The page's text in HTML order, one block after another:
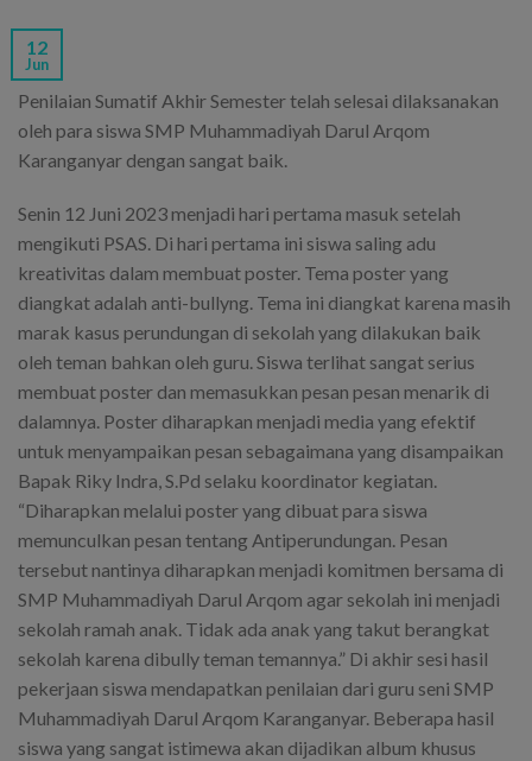
12
Jun
Penilaian Sumatif Akhir Semester telah selesai dilaksanakan
oleh para siswa SMP Muhammadiyah Darul Arqom
Karanganyar dengan sangat baik.
Senin 12 Juni 2023 menjadi hari pertama masuk setelah
mengikuti PSAS. Di hari pertama ini siswa saling adu
kreativitas dalam membuat poster. Tema poster yang
diangkat adalah anti-bullyng. Tema ini diangkat karena masih
marak kasus perundungan di sekolah yang dilakukan baik
oleh teman bahkan oleh guru. Siswa terlihat sangat serius
membuat poster dan memasukkan pesan pesan menarik di
dalamnya. Poster diharapkan menjadi media yang efektif
untuk menyampaikan pesan sebagaimana yang disampaikan
Bapak Riky Indra, S.Pd selaku koordinator kegiatan.
“Diharapkan melalui poster yang dibuat para siswa
memunculkan pesan tentang Antiperundungan. Pesan
tersebut nantinya diharapkan menjadi komitmen bersama di
SMP Muhammadiyah Darul Arqom agar sekolah ini menjadi
sekolah ramah anak. Tidak ada anak yang takut berangkat
sekolah karena dibully teman temannya.” Di akhir sesi hasil
pekerjaan siswa mendapatkan penilaian dari guru seni SMP
Muhammadiyah Darul Arqom Karanganyar. Beberapa hasil
siswa yang sangat istimewa akan dijadikan album khusus